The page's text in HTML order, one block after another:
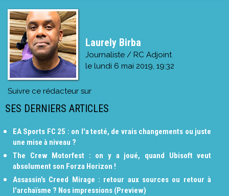
Laurely Birba
Journaliste / RC Adjoint
le lundi 6 mai 2019, 19:32
Suivre ce rédacteur sur
SES DERNIERS ARTICLES
EA Sports FC 25 : on l'a testé, de vrais changements ou juste
une mise à niveau ?
The Crew Motorfest : on y a joué, quand Ubisoft veut
absolument son Forza Horizon !
Assassin’s Creed Mirage : retour aux sources ou retour à
l'archaïsme ? Nos impressions (Preview)